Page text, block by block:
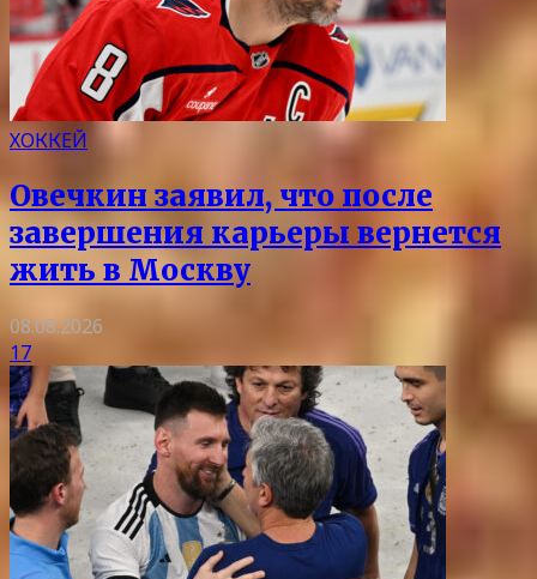
ХОККЕЙ
Овечкин заявил, что после
завершения карьеры вернется
жить в Москву
08.08.2026
17